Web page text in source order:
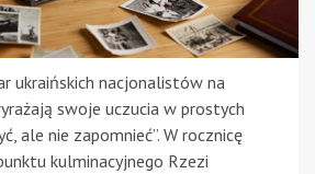
ukraińskich nacjonalistów na
swoje uczucia w prostych
ale nie zapomnieć”. W rocznicę
kulminacyjnego Rzezi